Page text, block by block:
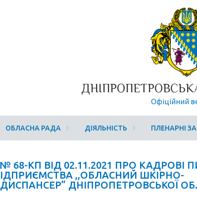
Офіційний
ОБЛАСНА РАДА ДІЯЛЬНІСТЬ ПЛЕНАРНІ
КП ВІД 02.11.2021 ПРО КАДРОВІ
,,ОБЛАСНИЙ ШКІРНО-
ДНІПРОПЕТРОВСЬКОЇ